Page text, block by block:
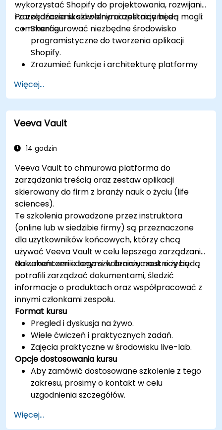
wykorzystać Shopify do projektowania, rozwijania
i zarządzania skalowalnymi aplikacjami e-
commerce.
Po zakończeniu szkolenia uczestnicy będą mogli:
Skonfigurować niezbędne środowisko
programistyczne do tworzenia aplikacji
Shopify.
Zrozumieć funkcje i architekturę platformy
Poznać podstawy e-commerce i sposób
budowania biznesu z wykorzystaniem
Shopify.
Nauczyć się tworzyć aplikację Shopify przy
GraphQL.
rozszerzania i skalowania funkcjonalności
aplikacji Shopify.
Poznać narzędzia i najlepsze praktyki w
tworzeniu aplikacji Shopify.
Więcej...
Veeva Vault
14 godzin
Veeva Vault to chmurowa platforma do
zarządzania treścią oraz zestaw aplikacji
skierowany do firm z branży nauk o życiu (life
sciences).
Te szkolenia prowadzone przez instruktora
(online lub w siedzibie firmy) są przeznaczone
dla użytkowników końcowych, którzy chcą
używać Veeva Vault w celu lepszego zarządzania
dokumentami i danymi w branży nauk o życiu.
Na zakończenie tego szkolenia uczestnicy będą
potrafili zarządzać dokumentami, śledzić
informacje o produktach oraz współpracować z
innymi członkami zespołu.
Format kursu
Pregled i dyskusja na żywo.
Wiele ćwiczeń i praktycznych zadań.
Zajęcia praktyczne w środowisku live-lab.
Opcje dostosowania kursu
Aby zamówić dostosowane szkolenie z tego
zakresu, prosimy o kontakt w celu
uzgodnienia szczegółów.
Więcej...